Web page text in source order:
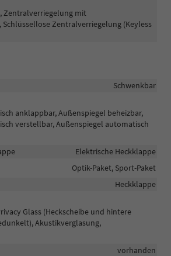
Zentralverriegelung mit
Zentralverriegelung (Keyless
Schwenkbar
anklappbar, Außenspiegel beheizbar,
verstellbar, Außenspiegel automatisch
Elektrische Heckklappe
Optik-Paket, Sport-Paket
Heckklappe
Glass (Heckscheibe und hintere
Akustikverglasung,
vorhanden